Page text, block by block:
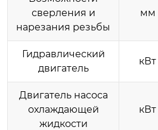
сверления и
нарезания резьбы
мм
Гидравлический
двигатель
кВт
Двигатель насоса
охлаждающей
жидкости
кВт